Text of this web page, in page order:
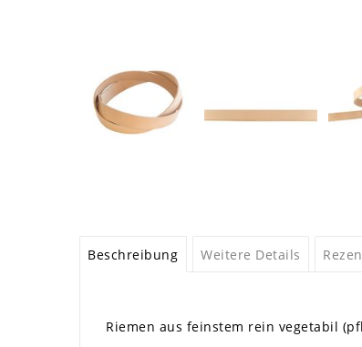
Beschreibung Weitere Details
Riemen aus feinstem rein vegetabil